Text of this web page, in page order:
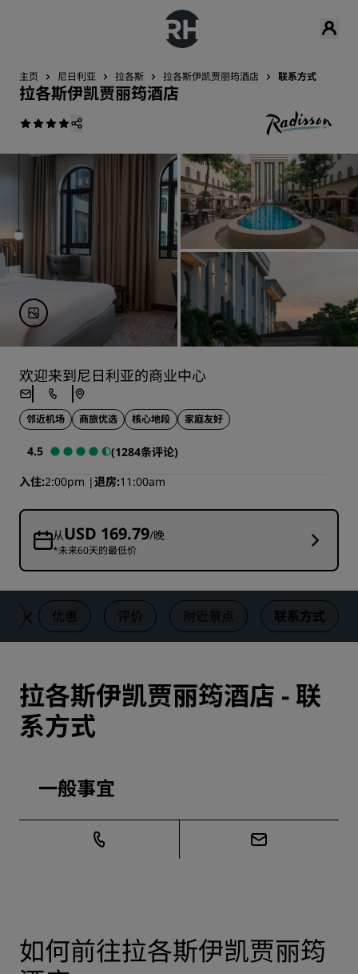
主页 尼日利亚 拉各斯 拉各斯伊凯贾丽筠酒店 联系方式
拉各斯伊凯贾丽筠酒店
欢迎来到尼日利亚的商业中心
邻近机场 商旅优选 核心地段 家庭友好
4.5
(1284条评论)
入住 2:00pm 退房 11:00am
从USD 169.79/晚
*未来60天的最低价
优惠 评价 附近景点 联系方式
拉各斯伊凯贾丽筠酒店 - 联
系方式
一般事宜
如何前往拉各斯伊凯贾丽筠